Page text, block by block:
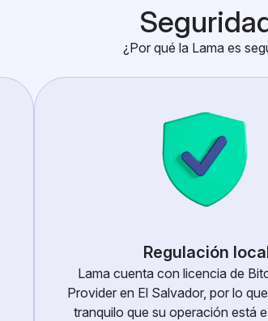
¿Por qué la Lama es
Regulación
Lama cuenta con licencia de
Provider en El Salvador, por lo
tranquilo que su operación está